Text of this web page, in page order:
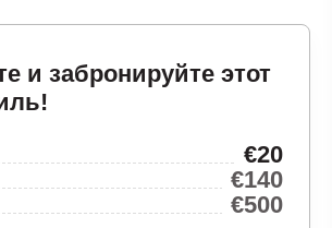
и забронируйте этот
€20
€140
€500